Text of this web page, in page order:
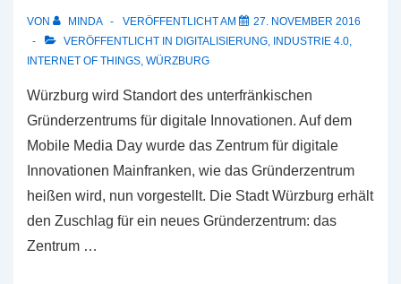
VON MINDA VERÖFFENTLICHT AM
27. NOVEMBER 2016
VERÖFFENTLICHT IN DIGITALISIERUNG, INDUSTRIE 4.0,
INTERNET OF THINGS, WÜRZBURG
Würzburg wird Standort des unterfränkischen
Gründerzentrums für digitale Innovationen. Auf dem
Mobile Media Day wurde das Zentrum für digitale
Innovationen Mainfranken, wie das Gründerzentrum
heißen wird, nun vorgestellt. Die Stadt Würzburg erhält
den Zuschlag für ein neues Gründerzentrum: das
Zentrum …